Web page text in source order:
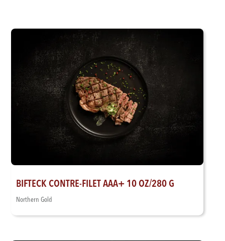
BIFTECK CONTRE-FILET AAA+ 10 OZ/280 G
Northern Gold